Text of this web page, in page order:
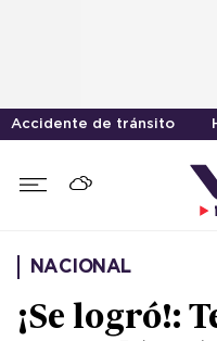
Accidente de tránsito
NACIONAL
¡Se logró!: